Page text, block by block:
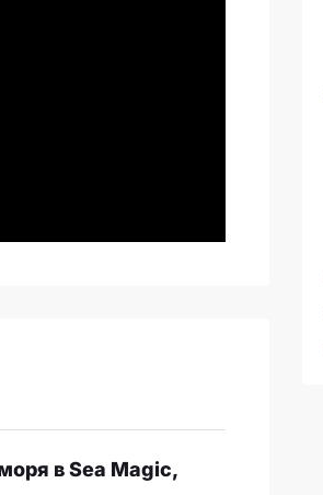
в Sea Magic,